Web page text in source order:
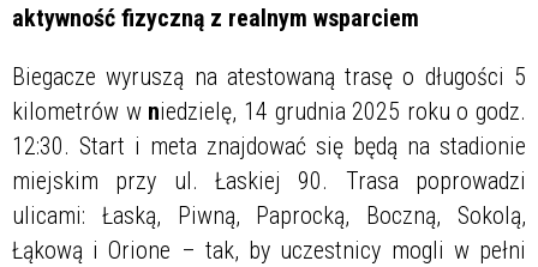
aktywność fizyczną z realnym wsparciem
Biegacze wyruszą na atestowaną trasę o długości 5
kilometrów w niedzielę, 14 grudnia 2025 roku o godz.
12:30. Start i meta znajdować się będą na stadionie
miejskim przy ul. Łaskiej 90. Trasa poprowadzi
ulicami: Łaską, Piwną, Paprocką, Boczną, Sokolą,
Łąkową i Orione – tak, by uczestnicy mogli w pełni